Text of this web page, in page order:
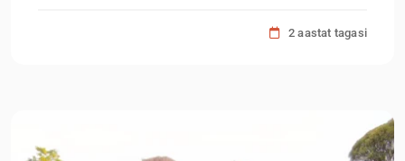
2 aastat tagasi